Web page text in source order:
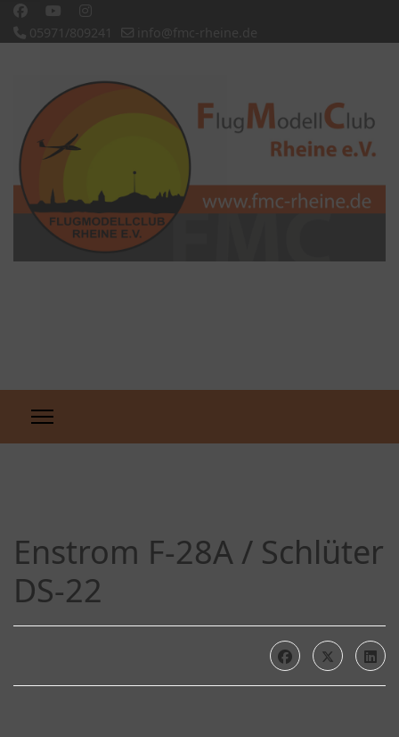
05971/809241 info@fmc-rheine.de
Enstrom F-28A / Schlüter
DS-22